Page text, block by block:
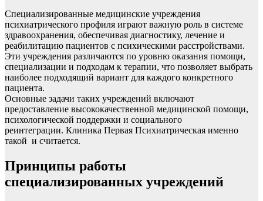
Специализированные медицинские учреждения
психиатрического профиля играют важную роль в системе
здравоохранения, обеспечивая диагностику, лечение и
реабилитацию пациентов с психическими расстройствами.
Эти учреждения различаются по уровню оказания помощи,
специализации и подходам к терапии, что позволяет выбрать
наиболее подходящий вариант для каждого конкретного
пациента.
Основные задачи таких учреждений включают
предоставление высококачественной медицинской помощи,
психологической поддержки и социального
реинтеграции. Клиника Первая Психиатрическая именно
такой и считается.
Принципы работы
специализированных учреждений